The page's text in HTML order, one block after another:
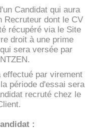
Candidat qui aura
Recruteur dont le CV
récupéré via le Site
droit à une prime
sera versée par
effectué par virement
période d'essai sera
recruté chez le
: